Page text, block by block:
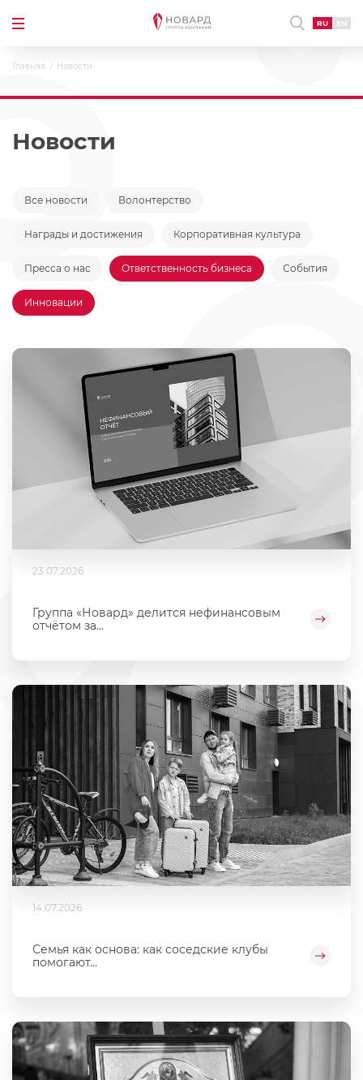
RU EN
Главная Новости
Новости
Все новости Волонтерство
Награды и достижения Корпоративная культура
Пресса о нас Ответственность бизнеса События
Инновации
23.07.2026
Группа «Новард» делится нефинансовым
отчётом за...
14.07.2026
Семья как основа: как соседские клубы
помогают...